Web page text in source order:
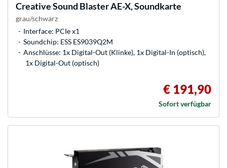
CreativeSound Blaster AE-X, Soundkarte
grau/schwarz
Interface: PCIe x1
Soundchip: ESS ES9039Q2M
Anschlüsse: 1x Digital-Out (Klinke), 1x Digital-In (optisch),
1x Digital-Out (optisch)
€ 191,90
Sofort verfügbar